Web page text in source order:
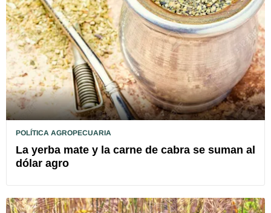
POLÍTICA AGROPECUARIA
La yerba mate y la carne de cabra se suman al
dólar agro